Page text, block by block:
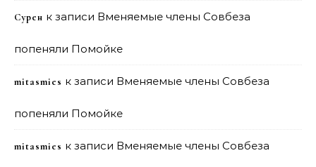
Сурен к записи Вменяемые члены Совбеза
попеняли Помойке
mitasmies к записи Вменяемые члены Совбеза
попеняли Помойке
mitasmies к записи Вменяемые члены Совбеза